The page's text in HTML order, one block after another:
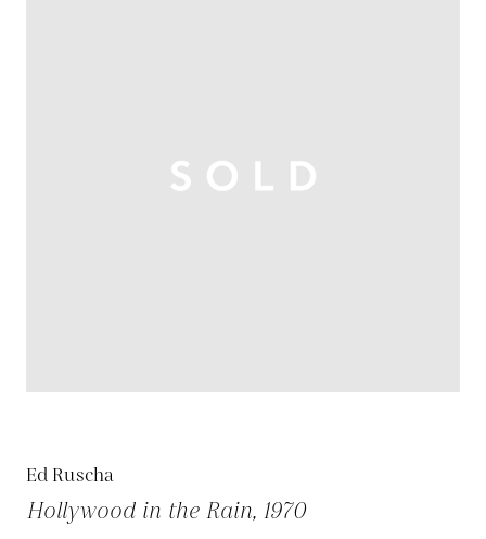
Ed Ruscha
Hollywood in the Rain, 1970